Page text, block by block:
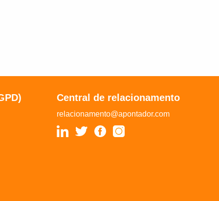
Central de relacionamento
relacionamento@apontador.com